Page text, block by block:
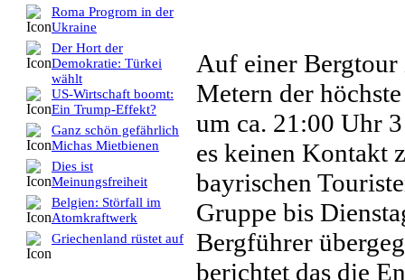
Roma Progrom in der
Ukraine
Der Hort der
Demokratie: Türkei
wählt
US-Wirtschaft boomt:
Ein Trump-Effekt?
Ganz schön gefährlich
Michas Mietbienen
Dies ist
Meinungsfreiheit
Belgien: Störfall im
Atomkraftwerk
Griechenland rüstet auf
Auf einer
Metern der
um ca. 21:00 Uhr
es keinen Kontakt
bayrischen
Gruppe bis
Bergführer
berichtet das die